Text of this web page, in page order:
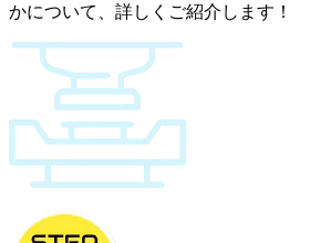
かについて、詳しくご紹介します！